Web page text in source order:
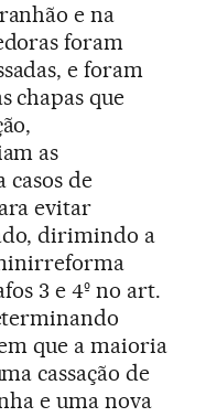
e na
foram
e foram
chapas que
as
casos de
evitar
dirimindo a
3 e 4º no art.
que a maioria
cassação de
e uma nova